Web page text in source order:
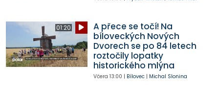
01:20
A přece se točí! Na
bíloveckých Nových
Dvorech se po 84 letech
roztočily lopatky
historického mlýna
Včera 13:00 | Bílovec| Michal Slonina